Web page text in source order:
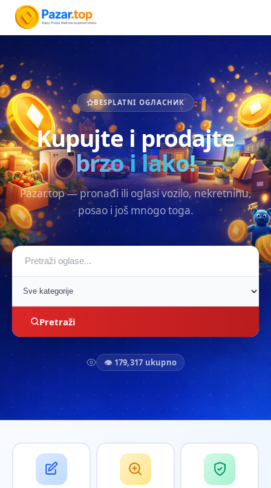
BESPLATNI OGЛАСНИК
Kupujte i prodajte
brzo i lako!
Pazar.top — pronađi ili oglasi vozilo, nekretninu,
posao i još mnogo toga.
Pretraži
👁 179,317 ukupno